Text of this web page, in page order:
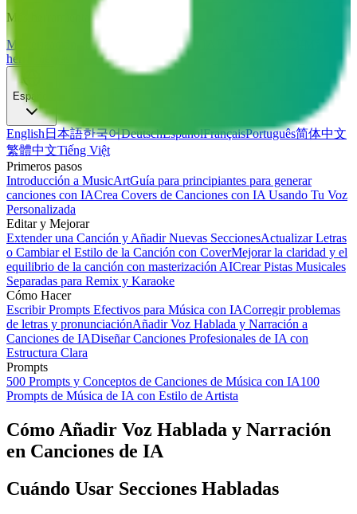
Más herramientas de música
Masterización con IA
Editor MIDI con IA
herramientas
Español
English 日本語한국어DeutschEspañolFrançaisPortuguês简体中文
繁體中文Tiếng Việt
Primeros pasos
Introducción a MusicArtGuía para principiantes para generar
canciones con IACrea Covers de Canciones con IA Usando Tu Voz
Personalizada
Editar y Mejorar
Extender una Canción y Añadir Nuevas SeccionesActualizar Letras
o Cambiar el Estilo de la Canción con CoverMejorar la claridad y el
equilibrio de la canción con masterización AICrear Pistas Musicales
Separadas para Remix y Karaoke
Cómo Hacer
Escribir Prompts Efectivos para Música con IACorregir problemas
de letras y pronunciaciónAñadir Voz Hablada y Narración a
Canciones de IADiseñar Canciones Profesionales de IA con
Estructura Clara
Prompts
500 Prompts y Conceptos de Canciones de Música con IA100
Prompts de Música de IA con Estilo de Artista
Cómo Añadir Voz Hablada y Narración
en Canciones de IA
Cuándo Usar Secciones Habladas